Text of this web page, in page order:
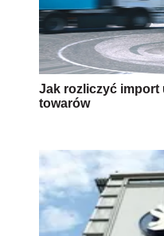
Jak rozliczyć import
towarów